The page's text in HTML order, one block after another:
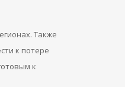
Также
к потере
к